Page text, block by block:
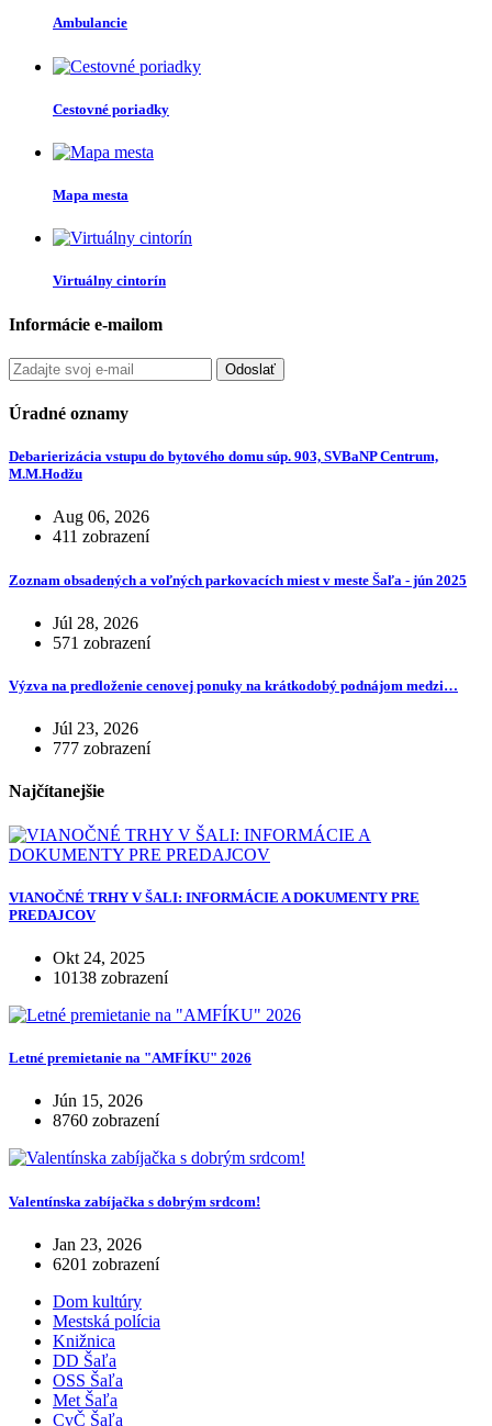
Ambulancie
Cestovné poriadky
Mapa mesta
Virtuálny cintorín
Informácie e-mailom
Odoslať
Úradné oznamy
Debarierizácia vstupu do bytového domu súp. 903, SVBaNP Centrum,
M.M.Hodžu
Aug 06, 2026
411 zobrazení
Zoznam obsadených a voľných parkovacích miest v meste Šaľa - jún 2025
Júl 28, 2026
571 zobrazení
Výzva na predloženie cenovej ponuky na krátkodobý podnájom medzi…
Júl 23, 2026
777 zobrazení
Najčítanejšie
VIANOČNÉ TRHY V ŠALI: INFORMÁCIE A DOKUMENTY PRE
PREDAJCOV
Okt 24, 2025
10138 zobrazení
Letné premietanie na "AMFÍKU" 2026
Jún 15, 2026
8760 zobrazení
Valentínska zabíjačka s dobrým srdcom!
Jan 23, 2026
6201 zobrazení
Dom kultúry
Mestská polícia
Knižnica
DD Šaľa
OSS Šaľa
Met Šaľa
CvČ Šaľa